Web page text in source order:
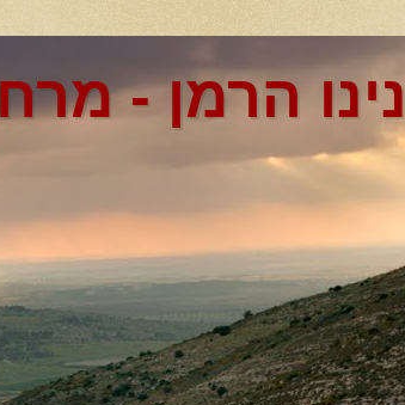
נינו הרמן -